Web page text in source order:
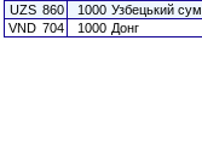
UZS 860 1000 Узбецький сум
VND 704 1000 Донг